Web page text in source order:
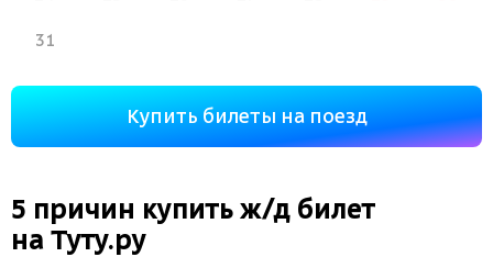
31
Купить билеты на поезд
5 причин купить ж/д билет
на Туту.ру